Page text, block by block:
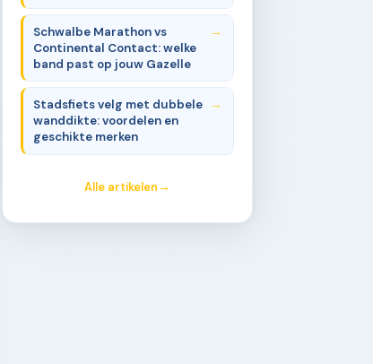
Schwalbe Marathon vs
Continental Contact: welke
band past op jouw Gazelle
Stadsfiets velg met dubbele
wanddikte: voordelen en
geschikte merken
Alle artikelen